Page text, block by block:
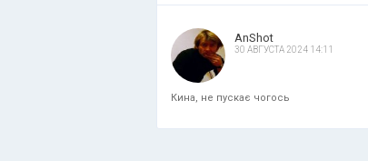
AnShot
30 АВГУСТА 2024 14:11
Кина, не пускає чогось